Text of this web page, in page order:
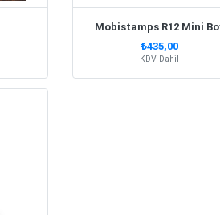
Mobistamps R12 Mini
₺435,00
KDV Dahil